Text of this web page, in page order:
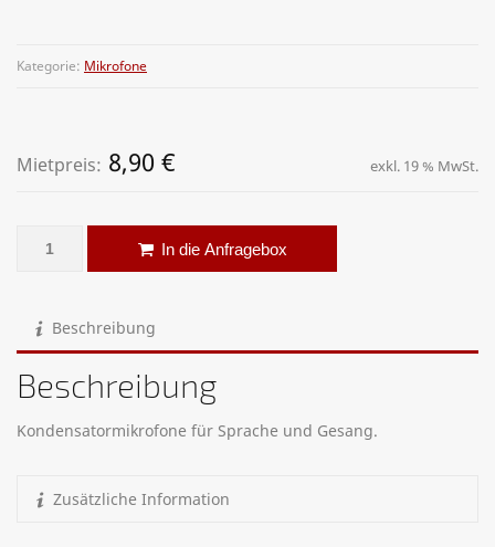
Kategorie: Mikrofone
Mietpreis: 8,90 € exkl. 19 % MwSt.
Mikrofon – Shure Beta 87 Menge
In die Anfragebox
Beschreibung
Beschreibung
Kondensatormikrofone für Sprache und Gesang.
Zusätzliche Information